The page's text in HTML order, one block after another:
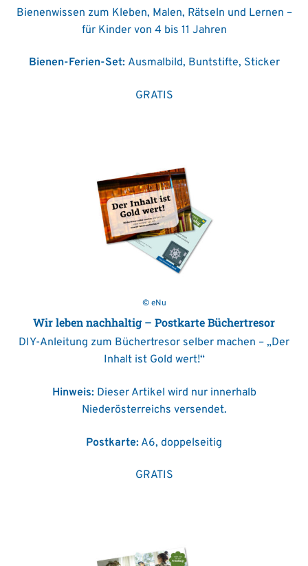
Bienenwissen zum Kleben, Malen, Rätseln und Lernen –
für Kinder von 4 bis 11 Jahren
Bienen-Ferien-Set: Ausmalbild, Buntstifte, Sticker
GRATIS
© eNu
Wir leben nachhaltig – Postkarte Büchertresor
DIY-Anleitung zum Büchertresor selber machen – „Der
Inhalt ist Gold wert!“
Hinweis:Dieser Artikel wird nur innerhalb
Niederösterreichs versendet.
Postkarte: A6, doppelseitig
GRATIS